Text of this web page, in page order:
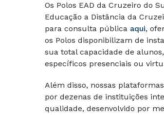
Os Polos EAD da Cruzeiro do
Educação a Distância da
para consulta pública aqui,
os Polos disponibilizam de
sua total capacidade de
específicos presenciais ou
Além disso, nossas
por dezenas de instituições
qualidade, desenvolvido por